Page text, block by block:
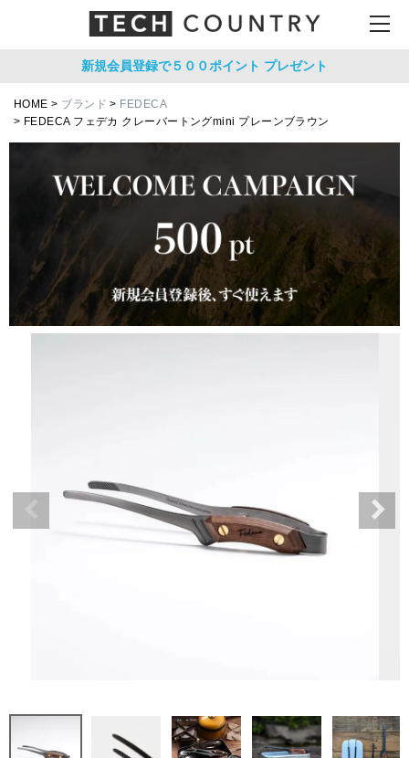
新規会員登録で５００ポイント プレゼント
HOME ブランド
FEDECA
FEDECA フェデカ クレーバートングmini プレーンブラウン